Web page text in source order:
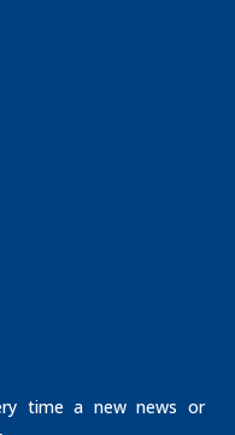
time a new news or